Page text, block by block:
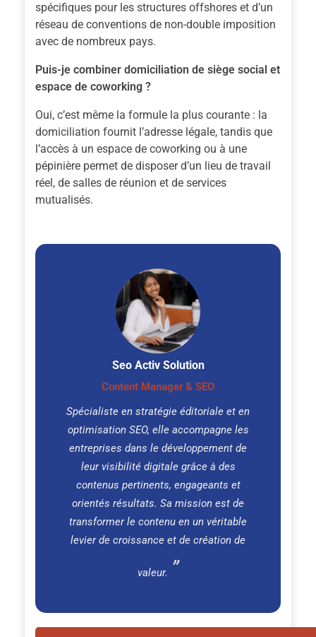
spécifiques pour les structures offshores et d’un
réseau de conventions de non-double imposition
avec de nombreux pays.
Puis-je combiner domiciliation de siège social et
espace de coworking ?
Oui, c’est même la formule la plus courante : la
domiciliation fournit l’adresse légale, tandis que
l’accès à un espace de coworking ou à une
pépinière permet de disposer d’un lieu de travail
réel, de salles de réunion et de services
mutualisés.
Seo Activ Solution
Content Manager & SEO
Spécialiste en stratégie éditoriale et en
optimisation SEO, elle accompagne les
entreprises dans le développement de
leur visibilité digitale grâce à des
contenus pertinents, engageants et
orientés résultats. Sa mission est de
transformer le contenu en un véritable
levier de croissance et de création de
valeur.